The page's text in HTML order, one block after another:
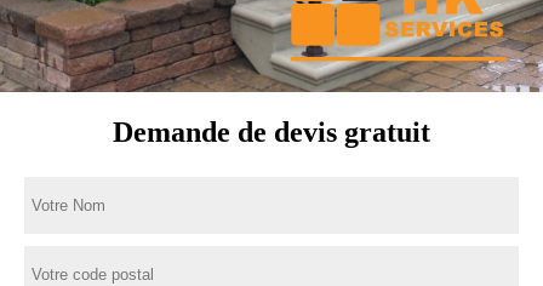
Demande de devis gratuit